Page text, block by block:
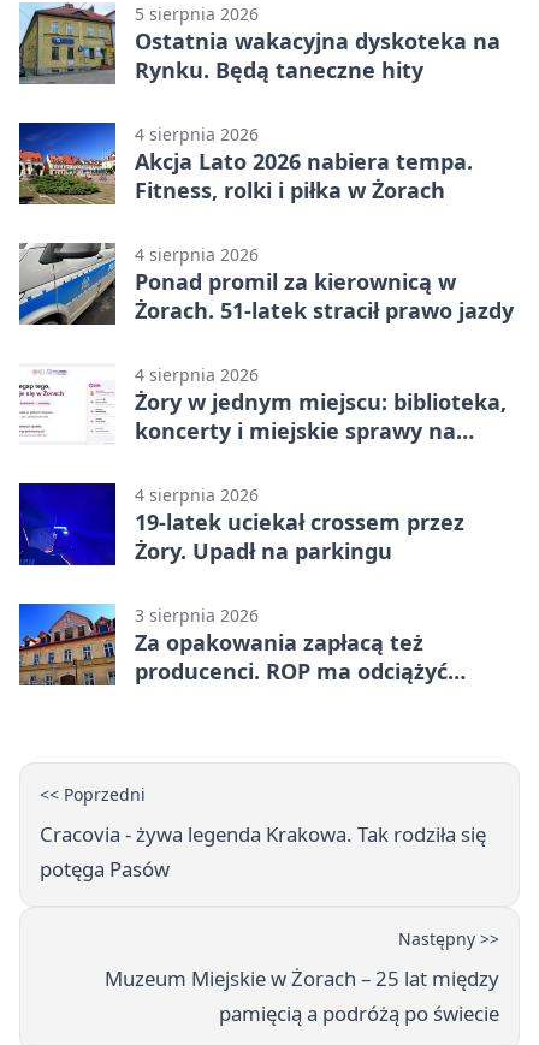
5 sierpnia 2026
Ostatnia wakacyjna dyskoteka na
Rynku. Będą taneczne hity
4 sierpnia 2026
Akcja Lato 2026 nabiera tempa.
Fitness, rolki i piłka w Żorach
4 sierpnia 2026
Ponad promil za kierownicą w
Żorach. 51-latek stracił prawo jazdy
4 sierpnia 2026
Żory w jednym miejscu: biblioteka,
koncerty i miejskie sprawy na
4 sierpnia 2026
19-latek uciekał crossem przez
Żory. Upadł na parkingu
3 sierpnia 2026
Za opakowania zapłacą też
producenci. ROP ma odciążyć
<< Poprzedni
Cracovia - żywa legenda Krakowa. Tak rodziła się
potęga Pasów
Następny >>
Muzeum Miejskie w Żorach – 25 lat między
pamięcią a podróżą po świecie